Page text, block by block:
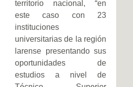
territorio nacional, “en
este caso con 23
instituciones
universitarias de la región
larense presentando sus
oportunidades de
estudios a nivel de